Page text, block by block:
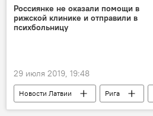
Алексей Учитель
фильм
Россиянке не оказали помощи в
рижской клинике и отправили в
психбольницу
29 июля 2019, 19:48
Новости Латвии Рига
Рижская Восточная больница